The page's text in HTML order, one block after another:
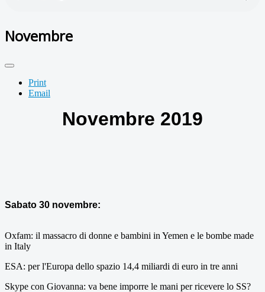
Novembre
Print
Email
Novembre 2019
Sabato 30 novembre:
Oxfam: il massacro di donne e bambini in Yemen e le bombe made
in Italy
ESA: per l'Europa dello spazio 14,4 miliardi di euro in tre anni
Skype con Giovanna: va bene imporre le mani per ricevere lo SS?